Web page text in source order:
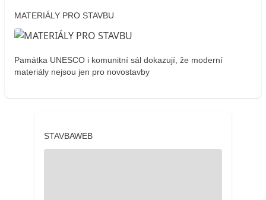
MATERIÁLY PRO STAVBU
Památka UNESCO i komunitní sál dokazují, že moderní
materiály nejsou jen pro novostavby
STAVBAWEB